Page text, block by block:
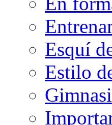
Esquí
Estilo